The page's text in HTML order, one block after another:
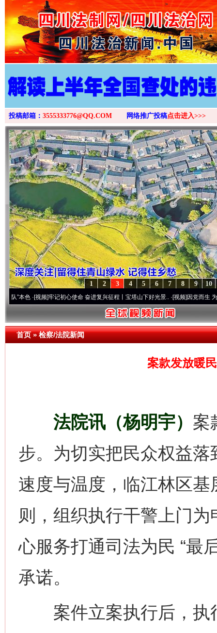
>
投稿邮箱： 3555333776@QQ.COM 网络推广投稿点击进入>>>
10
9
8
7
6
5
4
3
2
1
·[视频]牢记初心使命 奋进复兴征程丨宝塔山下好光景..·[视频]因党而生 为党而战——
首页»检察/法院新闻
案款发放暖
法院讯（杨明宇） 案
步。为切实把民众权益
速度与温度，临江林区
则，组织执行干警上门
心服务打通司法为民 “最
承诺。
案件立案执行后，执